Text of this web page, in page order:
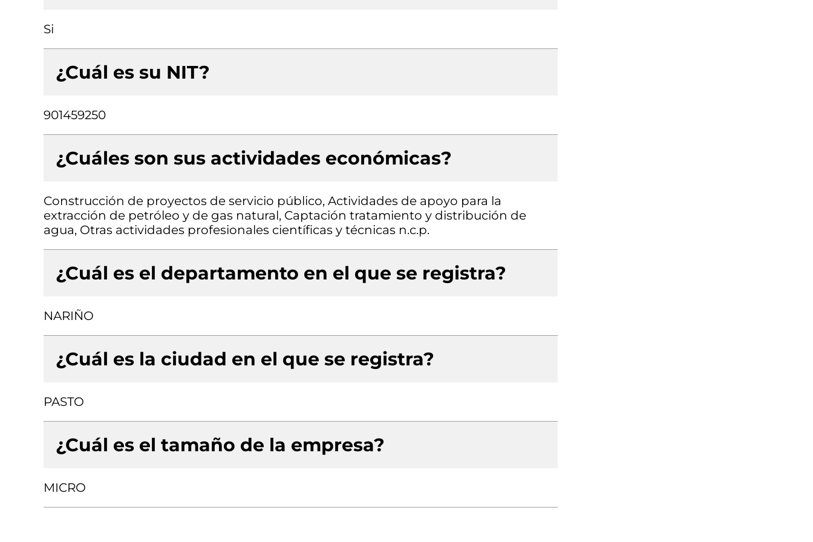
Si
¿Cuál es su NIT?
901459250
¿Cuáles son sus actividades económicas?
Construcción de proyectos de servicio público, Actividades de apoyo para la
extracción de petróleo y de gas natural, Captación tratamiento y distribución de
agua, Otras actividades profesionales científicas y técnicas n.c.p.
¿Cuál es el departamento en el que se registra?
NARIÑO
¿Cuál es la ciudad en el que se registra?
PASTO
¿Cuál es el tamaño de la empresa?
MICRO